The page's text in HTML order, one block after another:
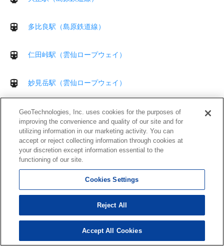
多比良駅（島原鉄道線）
仁田峠駅（雲仙ロープウェイ）
妙見岳駅（雲仙ロープウェイ）
運営会社
利用規約
FAQ
プライバシーポリシー
GeoTechnologies, Inc. uses cookies for the purposes of
improving the convenience and quality of our site and for
utilizing information in our marketing activity. You can
accept or reject collecting information through cookies at
your discretion except information essential to the
functioning of our site.
Cookies Settings
Reject All
Accept All Cookies